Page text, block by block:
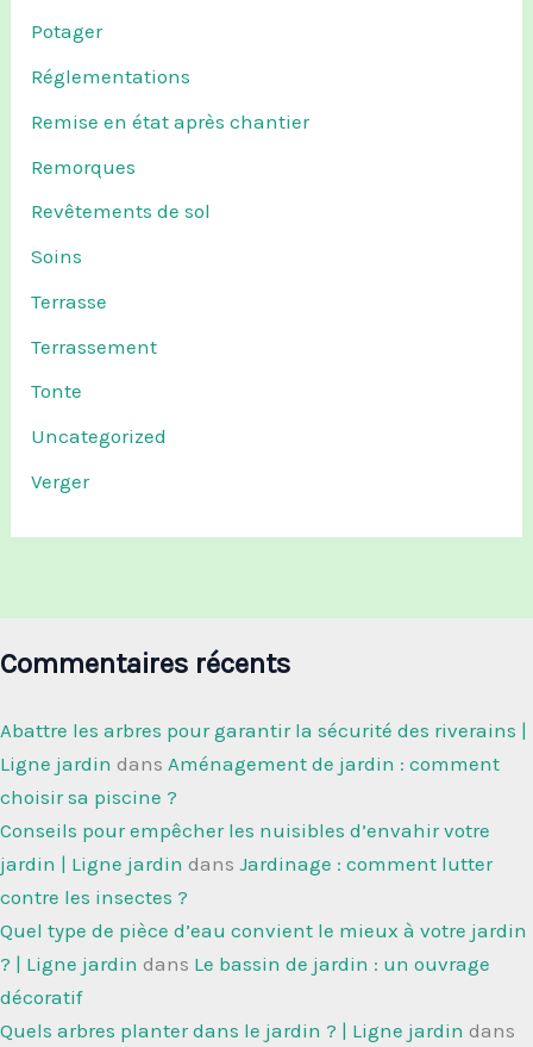
Potager
Réglementations
Remise en état après chantier
Remorques
Revêtements de sol
Soins
Terrasse
Terrassement
Tonte
Uncategorized
Verger
Commentaires récents
Abattre les arbres pour garantir la sécurité des riverains |
Ligne jardin dans Aménagement de jardin : comment
choisir sa piscine ?
Conseils pour empêcher les nuisibles d’envahir votre
jardin | Ligne jardin dans Jardinage : comment lutter
contre les insectes ?
Quel type de pièce d’eau convient le mieux à votre jardin
? | Ligne jardin dans Le bassin de jardin : un ouvrage
décoratif
Quels arbres planter dans le jardin ? | Ligne jardin dans